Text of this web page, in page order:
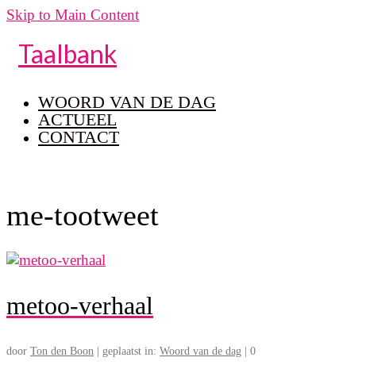
Skip to Main Content
Taalbank
WOORD VAN DE DAG
ACTUEEL
CONTACT
me-tootweet
metoo-verhaal
door Ton den Boon geplaatst in: Woord van de dag 0